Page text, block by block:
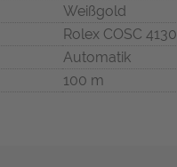
Weißgold
Rolex COSC 4130
Automatik
100 m